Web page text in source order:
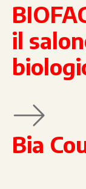
il
Bia